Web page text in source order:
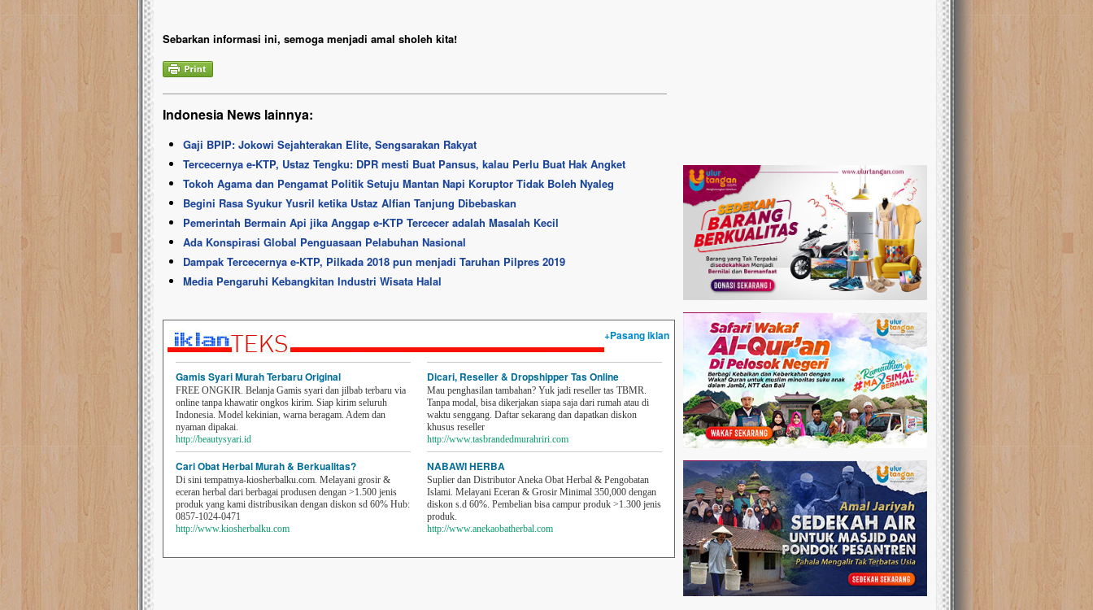
Sebarkan informasi ini, semoga menjadi amal sholeh kita!
Indonesia News lainnya:
Gaji BPIP: Jokowi Sejahterakan Elite, Sengsarakan Rakyat
Tercecernya e-KTP, Ustaz Tengku: DPR mesti Buat Pansus, kalau Perlu Buat Hak Angket
Tokoh Agama dan Pengamat Politik Setuju Mantan Napi Koruptor Tidak Boleh Nyaleg
Begini Rasa Syukur Yusril ketika Ustaz Alfian Tanjung Dibebaskan
Pemerintah Bermain Api jika Anggap e-KTP Tercecer adalah Masalah Kecil
Ada Konspirasi Global Penguasaan Pelabuhan Nasional
Dampak Tercecernya e-KTP, Pilkada 2018 pun menjadi Taruhan Pilpres 2019
Media Pengaruhi Kebangkitan Industri Wisata Halal
+Pasang iklan
Gamis Syari Murah Terbaru Original
FREE ONGKIR. Belanja Gamis syari dan jilbab terbaru via
online tanpa khawatir ongkos kirim. Siap kirim seluruh
Indonesia. Model kekinian, warna beragam. Adem dan
nyaman dipakai.
http://beautysyari.id
Cari Obat Herbal Murah & Berkualitas?
Di sini tempatnya-kiosherbalku.com. Melayani grosir &
eceran herbal dari berbagai produsen dengan >1.500 jenis
produk yang kami distribusikan dengan diskon sd 60% Hub:
0857-1024-0471
http://www.kiosherbalku.com
Dicari, Reseller & Dropshipper Tas Online
Mau penghasilan tambahan? Yuk jadi reseller tas TBMR.
Tanpa modal, bisa dikerjakan siapa saja dari rumah atau di
waktu senggang. Daftar sekarang dan dapatkan diskon
khusus reseller
http://www.tasbrandedmurahriri.com
NABAWI HERBA
Suplier dan Distributor Aneka Obat Herbal & Pengobatan
Islami. Melayani Eceran & Grosir Minimal 350,000 dengan
diskon s.d 60%. Pembelian bisa campur produk >1.300 jenis
produk.
http://www.anekaobatherbal.com